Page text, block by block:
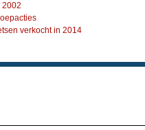
2002
verkocht in 2014